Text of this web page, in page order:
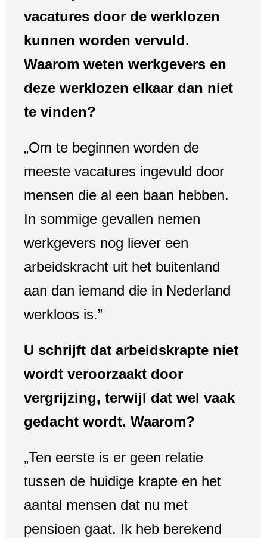
vacatures door de werklozen
kunnen worden vervuld.
Waarom weten werkgevers en
deze werklozen elkaar dan niet
te vinden?
„Om te beginnen worden de
meeste vacatures ingevuld door
mensen die al een baan hebben.
In sommige gevallen nemen
werkgevers nog liever een
arbeidskracht uit het buitenland
aan dan iemand die in Nederland
werkloos is.”
U schrijft dat arbeidskrapte niet
wordt veroorzaakt door
vergrijzing, terwijl dat wel vaak
gedacht wordt. Waarom?
„Ten eerste is er geen relatie
tussen de huidige krapte en het
aantal mensen dat nu met
pensioen gaat. Ik heb berekend